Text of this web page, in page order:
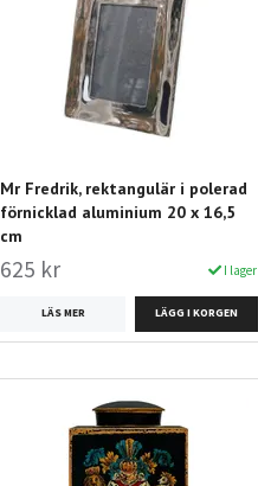
Mr Fredrik, rektangulär i polerad
förnicklad aluminium 20 x 16,5
cm
625 kr I lager
LÄS MER